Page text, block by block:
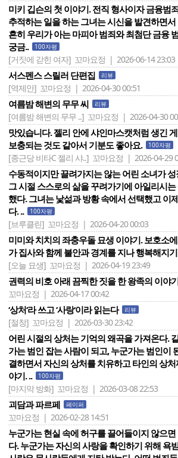
미키 깁슨의 첫 이야기. 전직 형사이자 금융범
추적하는 일을 하는 그녀는 시신을 발견하면
흔히 우리가 아는 마피아 범죄와 최첨단 금융
궁금..
100자평
[거짓에 갇힌 여자] 꼬마요정 | 2026-06-14 23:03
서스펜스 스릴러 단편집 리뷰
[역제안] 꼬마요정 | 2026-04-30 00:51
여름밤 해변의 무무 씨 리뷰
[여름밤 해변의 무무 ..] 꼬마요정 | 2026-04-30
맛있습니다. 젤리 안에 샤인마스캣처럼 생긴
보충되는 것도 같아서 기분도 좋아요.
100자평
[종근당 비타C 젤리 샤..] 꼬마요정 | 2026-04-29
수동적이지만 끌려가지는 않는 어린 소녀가
그 시절 스스로의 삶을 꾸려가기에 아일리시
했다. 그녀는 낯섦과 방황 속에서 선택했고 이
다. ..
100자평
[브루클린] 꼬마요정 | 2026-04-20 00:03
미미와 치치의 좌충우돌 묘생 이야기. 보호소
가 집사와 함께 불안과 경계를 지나 행복해지
[오늘 묘생] 꼬마요정 | 2026-04-19 23:49
권력의 비호 아래 끔찍한 짓을 한 왕족의 이야
꼬마요정 | 2026-04-17 00:42
‘상처‘라 쓰고 ‘사랑‘이라 읽는다 리뷰
[절창] 꼬마요정 | 2026-03-30 23:42
어린 시절의 상처는 기억의 왜곡을 가져온다.
가는 범인 잡는 사람이 되고, 누군가는 범인이
결하면서 자신의 상처를 치유하고 타인의 상
야기. ..
100자평
[마지막 방화] 꼬마요정 | 2026-03-08 22:53
괴담과 파르페 페이퍼
꼬마요정 | 2026-02-28 14:51
누군가는 현실 속에 허구를 끌어들이지 않으
다. 누군가는 자신의 사랑을 확인하기 위해 욕